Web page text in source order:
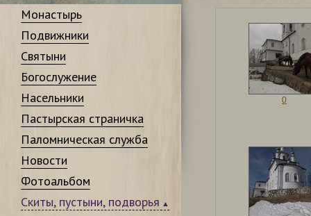
Монастырь
Подвижники
Святыни
Богослужение
Насельники
Пастырская страничка
Паломническая служба
Новости
Фотоальбом
Скиты, пустыни, подворья
0